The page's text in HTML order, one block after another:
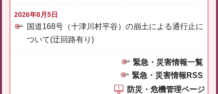
2026年8月5日
国道168号（十津川村平谷）の崩土による通行止に
ついて(迂回路有り)
緊急・災害情報一覧
緊急・災害情報RSS
防災・危機管理ページ